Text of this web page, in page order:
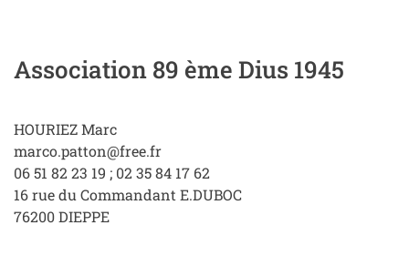
Association 89 ème Dius 1945
HOURIEZ Marc
marco.patton@free.fr
06 51 82 23 19 ; 02 35 84 17 62
16 rue du Commandant E.DUBOC
76200DIEPPE